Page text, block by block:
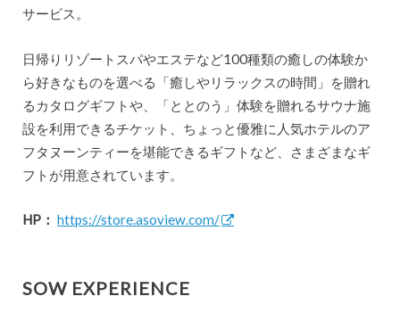
サービス。
日帰りリゾートスパやエステなど100種類の癒しの体験か
ら好きなものを選べる「癒しやリラックスの時間」を贈れ
るカタログギフトや、「ととのう」体験を贈れるサウナ施
設を利用できるチケット、ちょっと優雅に人気ホテルのア
フタヌーンティーを堪能できるギフトなど、さまざまなギ
フトが用意されています。
HP： https://store.asoview.com/
SOW EXPERIENCE